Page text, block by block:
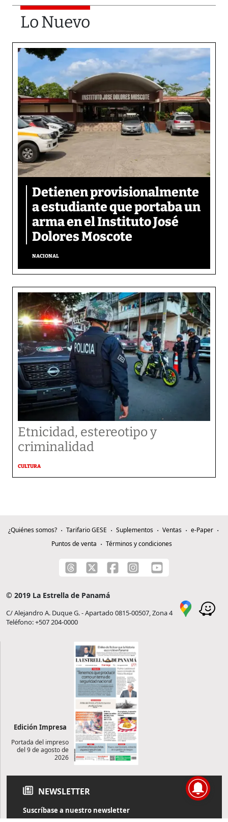
Lo Nuevo
Detienen provisionalmente
a estudiante que portaba un
arma en el Instituto José
Dolores Moscote
NACIONAL
Etnicidad, estereotipo y
criminalidad
CULTURA
¿Quiénes somos? Tarifario GESE Suplementos Ventas
e-Paper
Puntos de venta
Términos y condiciones
© 2019 La Estrella de Panamá
C/ Alejandro A. Duque G. - Apartado 0815-00507, Zona 4
Teléfono: +507 204-0000
Edición Impresa
Portada del impreso
del 9 de agosto de
2026
NEWSLETTER
Suscríbase a nuestro newsletter